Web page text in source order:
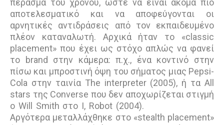
πέρασμα του χρόνου, ώστε να είναι ακόμα πιο
αποτελεσματικό και να αποφεύγονται οι
αρνητικές αντιδράσεις από τον εκπαιδευμένο
πλέον καταναλωτή. Αρχικά ήταν το «classic
placement» που έχει ως στόχο απλώς να φανεί
το brand στην κάμερα: π.χ., ένα κοντινό στην
πίσω και μπροστινή όψη του σήματος μιας Pepsi-
Cola στην ταινία The interpreter (2005), ή τα All
stars της Converse που δεν αποχωρίζεται στιγμή
ο Will Smith στο I, Robot (2004).
Αργότερα μεταλλάχθηκε στο «stealth placement»